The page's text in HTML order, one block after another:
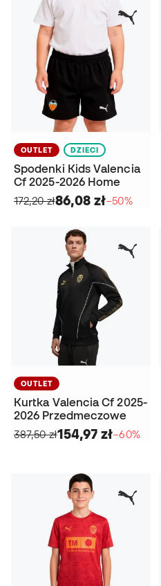
OUTLET DZIECI
Spodenki Kids Valencia
Cf 2025-2026 Home
172,20 zł86,08 zł−50%
OUTLET
Kurtka Valencia Cf 2025-
2026 Przedmeczowe
387,50 zł154,97 zł−60%